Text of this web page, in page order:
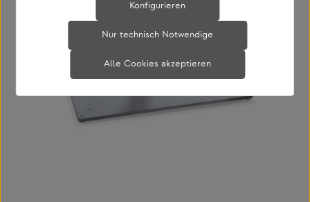
Nur technisch Notwendige
Konfigurieren
Alle Cookies akzeptieren